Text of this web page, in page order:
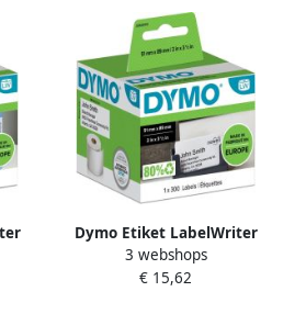
Dymo Etiket LabelWriter
visitekaart 51x89mm 1 rolá
300 stuks wit
3 webshops
€ 15,62